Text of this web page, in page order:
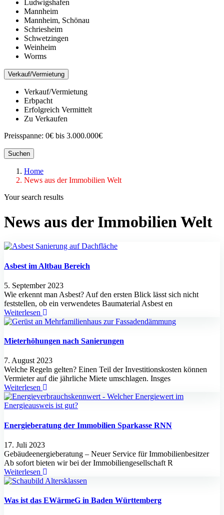
Ludwigshafen
Mannheim
Mannheim, Schönau
Schriesheim
Schwetzingen
Weinheim
Worms
Verkauf/Vermietung
Verkauf/Vermietung
Erbpacht
Erfolgreich Vermittelt
Zu Verkaufen
Preisspanne: 0€ bis 3.000.000€
Suchen
Home
News aus der Immobilien Welt
Your search results
News aus der Immobilien Welt
Asbest im Altbau Bereich
5. September 2023
Wie erkennt man Asbest? Auf den ersten Blick lässt sich nicht
feststellen, ob ein verwendetes Baumaterial Asbest en
Weiterlesen
Mieterhöhungen nach Sanierungen
7. August 2023
Welche Regeln gelten? Einen Teil der Investitionskosten können
Vermieter auf die jährliche Miete umschlagen. Insges
Weiterlesen
Energieberatung der Immobilien Sparkasse RNN
17. Juli 2023
Gebäudeenergieberatung – Neuer Service für Immobilienbesitzer
Ab sofort bieten wir bei der Immobiliengesellschaft R
Weiterlesen
Was ist das EWärmeG in Baden Württemberg